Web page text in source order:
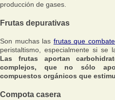
producción de gases.
Frutas depurativas
Son muchas las frutas que
peristaltismo, especialmente si se
Las frutas aportan
complejos, que no sólo
compuestos orgánicos que
Compota casera